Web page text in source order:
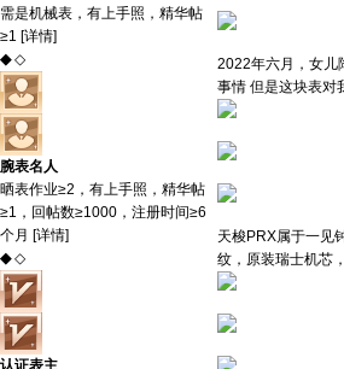
需是机械表，有上手照，精华帖
≥1 [详情]
◆ ◇
腕表名人
晒表作业≥2，有上手照，精华帖
≥1，回帖数≥1000，注册时间≥6
个月 [详情]
◆ ◇
认证表主
2022年六月，女儿
事情 但是这块表对
天梭PRX属于一见
纹，原装瑞士机芯